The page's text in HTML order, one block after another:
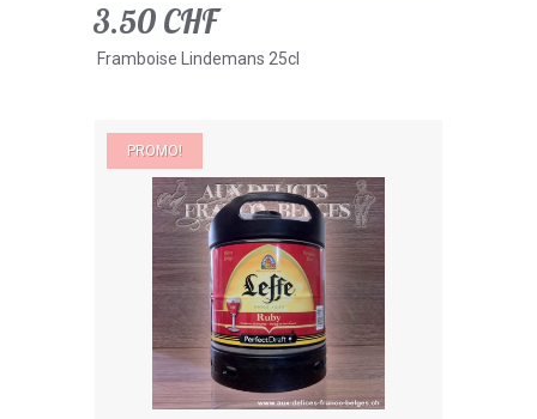
3.50 CHF
Framboise Lindemans 25cl
PROMO!